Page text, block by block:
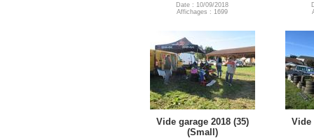
Date : 10/09/2018
Affichages : 1699
Vide garage 2018 (35)
(Small)
Vide